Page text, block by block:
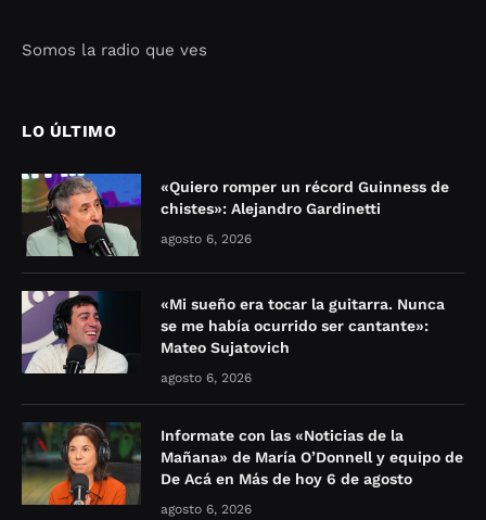
Somos la radio que ves
LO ÚLTIMO
«Quiero romper un récord Guinness de
chistes»: Alejandro Gardinetti
agosto 6, 2026
«Mi sueño era tocar la guitarra. Nunca
se me había ocurrido ser cantante»:
Mateo Sujatovich
agosto 6, 2026
Informate con las «Noticias de la
Mañana» de María O’Donnell y equipo de
De Acá en Más de hoy 6 de agosto
agosto 6, 2026